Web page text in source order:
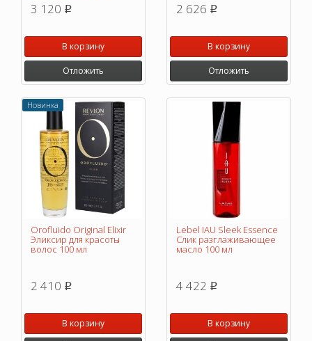
3 120 p
В корзину
Отложить
2 626 p
В корзину
Отложить
Новинка
Orofluido Original Elixir
Эликсир для красоты
волос 100 мл
2 410 p
В корзину
Lebel IAU Sleek Essence
Слик разглаживающее
масло 100 мл
4 422 p
В корзину